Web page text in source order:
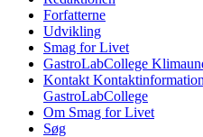
Forfatterne
Udvikling
Smag for Livet
GastroLabCollege
Kontakt
GastroLabCollege
Om Smag for Livet
Søg